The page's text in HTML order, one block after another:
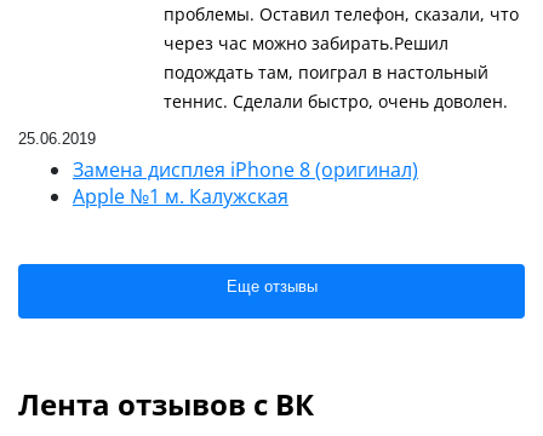
проблемы. Оставил телефон, сказали, что
через час можно забирать.Решил
подождать там, поиграл в настольный
теннис. Сделали быстро, очень доволен.
25.06.2019
Замена дисплея iPhone 8 (оригинал)
Apple №1 м. Калужская
Еще отзывы
Лента отзывов с ВК